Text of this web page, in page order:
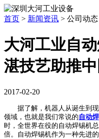
首页 > 新闻资讯 > 公司动态
大河工业自
湛技艺助推
2017-02-20
据了解，机器人从诞生到现
领域，也就是我们常说的 自动
时，全世界在役的自动焊锡机
倍。自动焊锡机作为一种先进